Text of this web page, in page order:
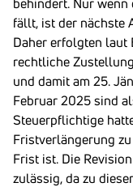
behindert. Nur wenn
fällt, ist der nächste
Daher erfolgten laut
rechtliche
und damit am 25.
Februar 2025 sind
Steuerpflichtige
Fristverlängerung
Frist ist. Die
zulässig, da zu